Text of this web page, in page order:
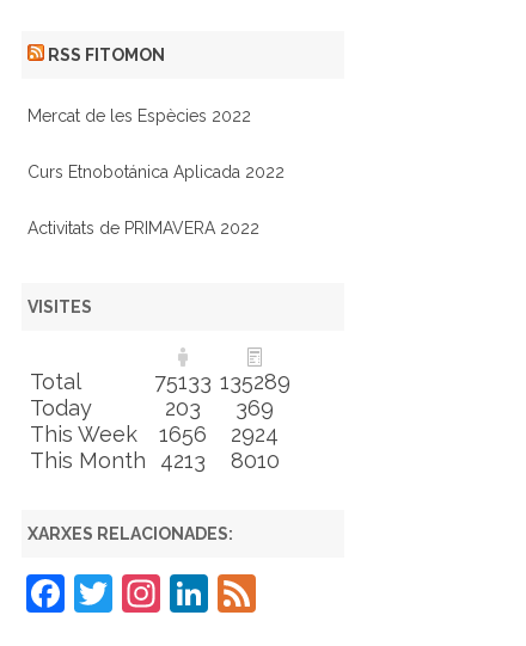
RSS FITOMON
Mercat de les Espècies 2022
Curs Etnobotánica Aplicada 2022
Activitats de PRIMAVERA 2022
VISITES
Total 75133 135289
Today
203
369
This Week
1656
2924
This Month
4213 8010
XARXES RELACIONADES:
F T In Li F